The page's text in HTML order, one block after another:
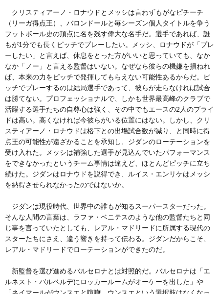
クリスティアーノ・ロナウドとメッシは言わずもがなピチーチ
（リーガ得点王）、バロンドールと毎シーズン個人タイトルを争う
フットボール史の頂点に名を残す偉大な名手だ。選手であれば、誰
もが1分でも長くピッチでプレーしたい。メッシ、ロナウドが「プレ
ーしたい」と言えば、休息をとった方がいいと思っていても、なか
なか「ノー」と言える監督はいない。なぜなら彼らの機嫌を損ねれ
ば、本来の力をピッチで発揮してもらえない可能性あるからだ。ピ
ッチでプレーするのは結局選手であって、彼らが走らなければ試合
は勝てない。プロフェッショナルで、しかも世界最高峰のクラブで
活躍する選手たちの自尊心は強く、その中でもエースの2人のプライ
ドは高い。高くなければ今彼らがいる位置にはない。しかし、クリ
スティアーノ・ロナウドは格下との出場試合数が減り、と同時に得
点王の可能性が遠ざかることを承知し、ジダンのローテーションを
受け入れた。メッシは補強した選手が見込んでいたパフォーマンス
をできなかったというチーム事情は違えど、ほとんどピッチに立ち
続けた。ジダンはロナウドを説得でき、ルイス・エンリケはメッシ
を納得させられなかったのではないか。
ジダンは現役時代、世界中の誰もが知るスーパースターだった。
そんな人間の言葉は、ラファ・ベニテスのような他の監督たちと同
じ事を言っていたとしても、レアル・マドリードに所属する現代の
スターたちにさえ、違う響きを持って伝わる。ジダンだからこそ、
レアル・マドリードでローテーションができたのだ。
新監督を選び進めるバルセロナとは対照的だ。バルセロナは「エ
ルネスト・バルベルデにロッカールームがオーケーを出した」や
「ネイマールがウンスエと喧嘩、ウンスエという選択肢はなくなっ